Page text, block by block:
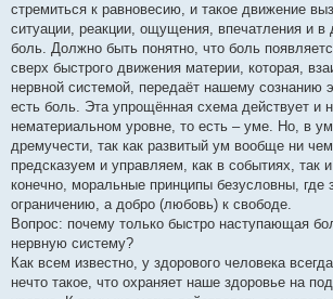
стремиться к равновесию, и такое движение
ситуации, реакции, ощущения, впечатления и в
боль. Должно быть понятно, что боль
сверх быстрого движения материи, которая,
нервной системой, передаёт нашему сознанию
есть боль. Эта упрощённая схема действует и
нематериальном уровне, то есть – уме. Но, в
дремучести, так как развитый ум вообще ни
предсказуем и управляем, как в событиях, так
конечно, моральные принципы безусловны, где
ограничению, а добро (любовь) к свободе.
Вопрос: почему только быстро наступающая
нервную систему?
Как всем известно, у здорового человека
нечто такое, что охраняет наше здоровье на